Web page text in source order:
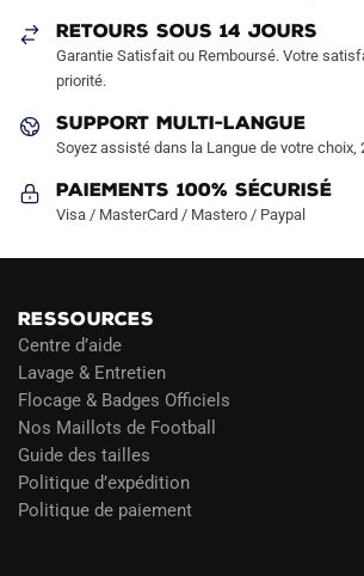
la
page
produit
RETOURS SOUS 14 JOURS
Garantie Satisfait ou Remboursé. Votre
priorité.
SUPPORT MULTI-LANGUE
Soyez assisté dans la Langue de votre choix,
Paiements 100% Sécurisé
Visa / MasterCard / Mastero / Paypal
RESSOURCES
Centre d’aide
Lavage & Entretien
Flocage & Badges Officiels
Nos Maillots de Football
Guide des tailles
Politique d’expédition
Politique de paiement